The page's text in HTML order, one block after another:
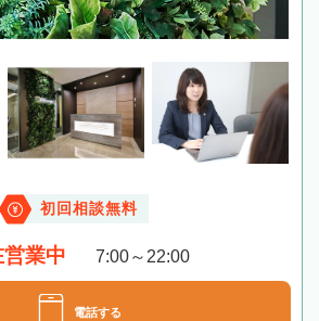
初回相談無料
業中 7:00～22:00
電話する